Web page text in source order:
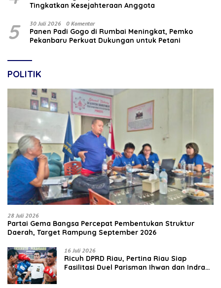
Tingkatkan Kesejahteraan Anggota
5 30 Juli 2026 0 Komentar
Panen Padi Gogo di Rumbai Meningkat, Pemko
Pekanbaru Perkuat Dukungan untuk Petani
POLITIK
28 Juli 2026
Partai Gema Bangsa Percepat Pembentukan Struktur
Daerah, Target Rampung September 2026
16 Juli 2026
‎Ricuh DPRD Riau, Pertina Riau Siap
Fasilitasi Duel Parisman Ihwan dan Indra